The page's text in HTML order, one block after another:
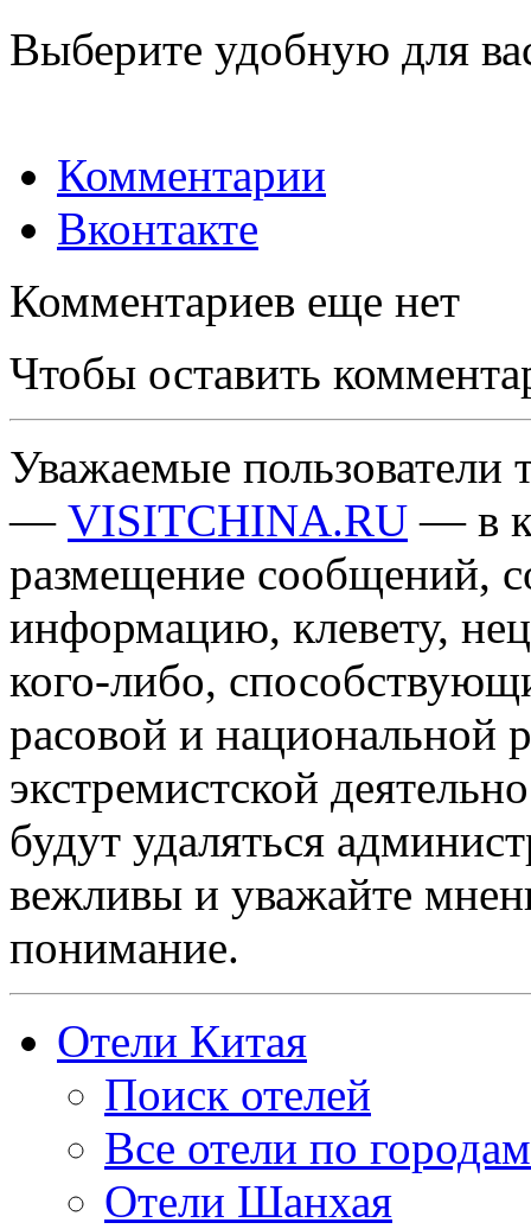
Выберите удобную для
Комментарии
Вконтакте
Комментариев еще нет
Чтобы оставить
Уважаемые пользователи
— VISITCHINA.RU — в
размещение сообщений,
информацию, клевету,
кого-либо,
расовой и национальной
экстремистской
будут удаляться
вежливы и уважайте
понимание.
Отели Китая
Поиск отелей
Все отели по городам
Отели Шанхая